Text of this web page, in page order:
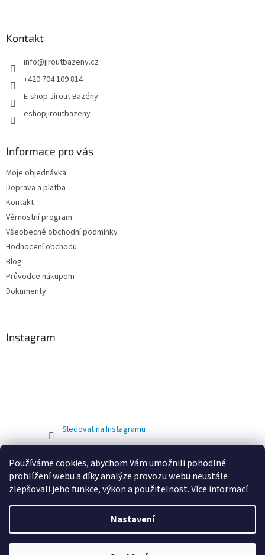
Používáme cookies, abychom Vám umožnili pohodlné
prohlížení webu a díky analýze provozu webu neustále
zlepšovali jeho funkce, výkon a použitelnost.Více informací
Nastavení
Kontakt
info@jiroutbazeny.cz
+420 704 109 814
E-shop Jirout Bazény
eshopjiroutbazeny
Informace pro vás
Moje objednávka
Doprava a platba
Kontakt
Věrnostní program
Všeobecné obchodní podmínky
Hodnocení obchodu
Blog
Průvodce nákupem
Dokumenty
Instagram
Sledovat na Instagramu
Vytvořil Shoptet